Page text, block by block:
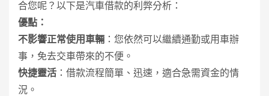
合您呢？以下是汽車借款的利弊分析：
優點：
不影響正常使用車輛 ：您依然可以繼續通勤或用車辦
事，免去交車帶來的不便。
快捷靈活 ：借款流程簡單、迅速，適合急需資金的情
況。